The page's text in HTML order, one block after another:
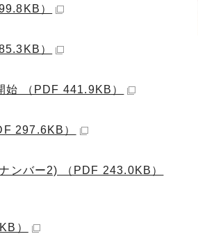
）
）
始 （PDF 441.9KB）
297.6KB）
ンバー2) （PDF 243.0KB）
）